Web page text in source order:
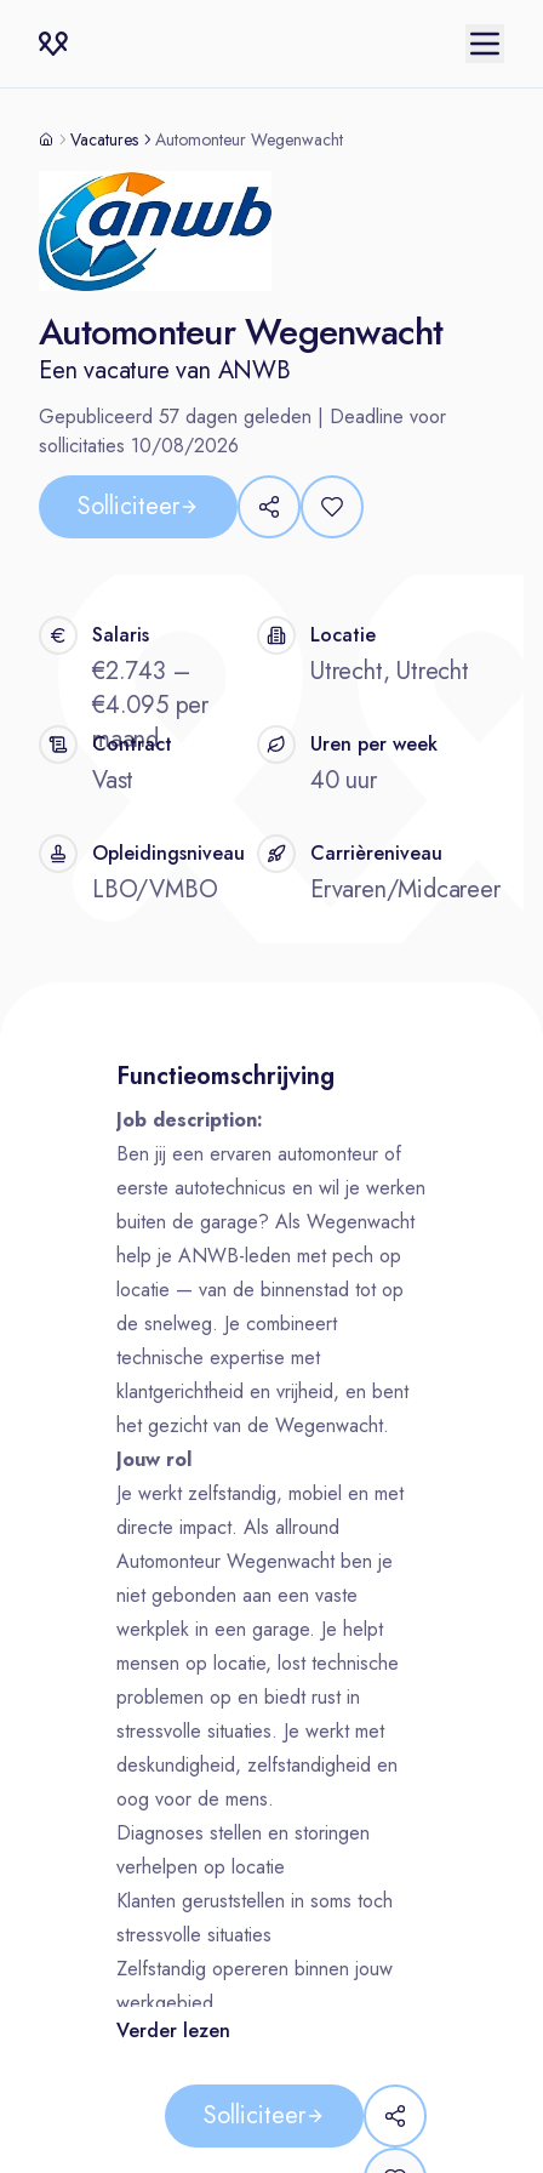
Vacatures Automonteur Wegenwacht
Automonteur Wegenwacht
Een vacature van ANWB
Gepubliceerd 57 dagen geleden | Deadline voor
sollicitaties 10/08/2026
Solliciteer
Salaris
€2.743 –
€4.095 per
maand
Locatie
Utrecht, Utrecht
Contract
Vast
Uren per week
40 uur
Opleidingsniveau
LBO/VMBO
Carrièreniveau
Ervaren/Midcareer
Functieomschrijving
Job description:
Ben jij een ervaren automonteur of
eerste autotechnicus en wil je werken
buiten de garage? Als Wegenwacht
help je ANWB-leden met pech op
locatie — van de binnenstad tot op
de snelweg. Je combineert
technische expertise met
klantgerichtheid en vrijheid, en bent
het gezicht van de Wegenwacht.
Jouw rol
Je werkt zelfstandig, mobiel en met
directe impact. Als allround
Automonteur Wegenwacht ben je
niet gebonden aan een vaste
werkplek in een garage. Je helpt
mensen op locatie, lost technische
problemen op en biedt rust in
stressvolle situaties. Je werkt met
deskundigheid, zelfstandigheid en
oog voor de mens.
Diagnoses stellen en storingen
verhelpen op locatie
Klanten geruststellen in soms toch
stressvolle situaties
Zelfstandig opereren binnen jouw
werkgebied
Je werkt als automonteur met
voertuigen — van stadsauto tot SUV.
Ons aanbod
Verder lezen
Solliciteer